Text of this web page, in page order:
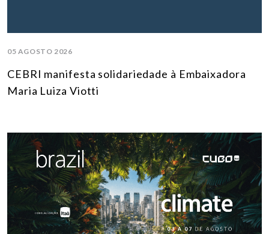
05 AGOSTO 2026
CEBRI manifesta solidariedade à Embaixadora
Maria Luiza Viotti